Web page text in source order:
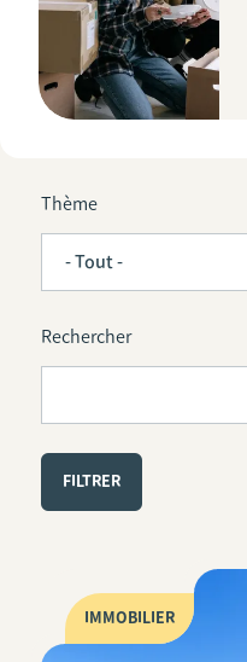
Thème
Rechercher
IMMOBILIER